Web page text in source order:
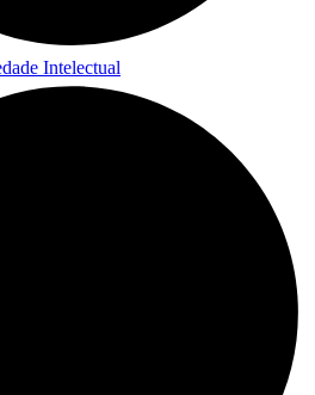
Intelectual